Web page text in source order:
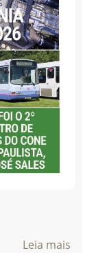
Leia mais: